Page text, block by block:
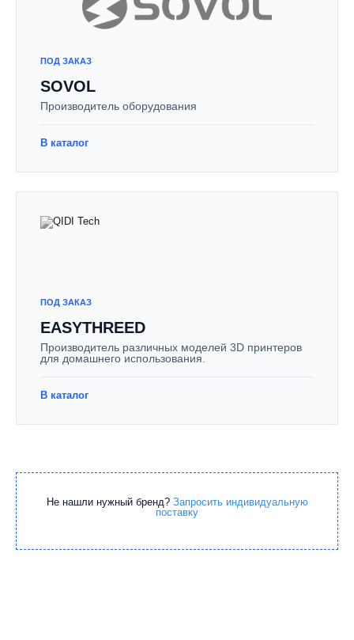
ПОД ЗАКАЗ
SOVOL
Производитель оборудования
В каталог
ПОД ЗАКАЗ
EASYTHREED
Производитель различных моделей 3D принтеров
для домашнего использования.
В каталог
Не нашли нужный бренд? Запросить индивидуальную
поставку